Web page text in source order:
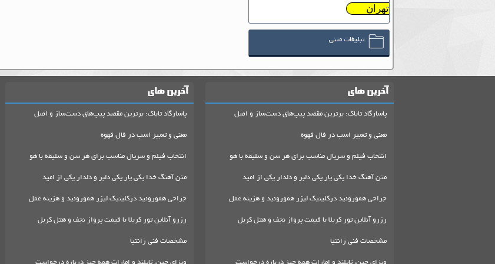
تهران
تبلیغات متنی
آخرین های
پاسارگاد تاباک: برترین مقصد پیپ‌های دست‌ساز و اصل
معنی و تعبیر اسب در فال قهوه
انتخاب فیلم و سریال مناسب برای هر سن و سلیقه با هو
متن آهنگ خدا یکی یار یکی دلبر و دلدار یکی از امید
جراحی هموروئید درکلینیک لیزر هموروئید و هزینه عمل
رزرو آنلاین تور کربلا با قیمت پرواز نجف و هتل کربل
مشخصات فنی زانتیا
آخرین های
پاسارگاد تاباک: برترین مقصد پیپ‌های دست‌ساز و اصل
معنی و تعبیر اسب در فال قهوه
انتخاب فیلم و سریال مناسب برای هر سن و سلیقه با هو
متن آهنگ خدا یکی یار یکی دلبر و دلدار یکی از امید
جراحی هموروئید درکلینیک لیزر هموروئید و هزینه عمل
رزرو آنلاین تور کربلا با قیمت پرواز نجف و هتل کربل
مشخصات فنی زانتیا